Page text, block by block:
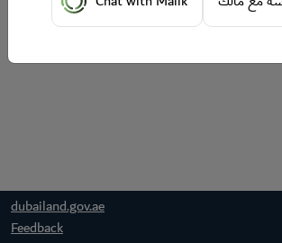
dubailand.gov.ae
Feedback